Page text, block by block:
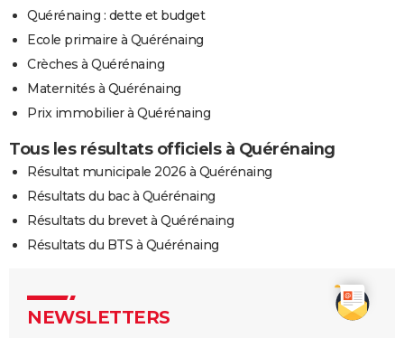
Quérénaing : dette et budget
Ecole primaire à Quérénaing
Crèches à Quérénaing
Maternités à Quérénaing
Prix immobilier à Quérénaing
Tous les résultats officiels à Quérénaing
Résultat municipale 2026 à Quérénaing
Résultats du bac à Quérénaing
Résultats du brevet à Quérénaing
Résultats du BTS à Quérénaing
NEWSLETTERS